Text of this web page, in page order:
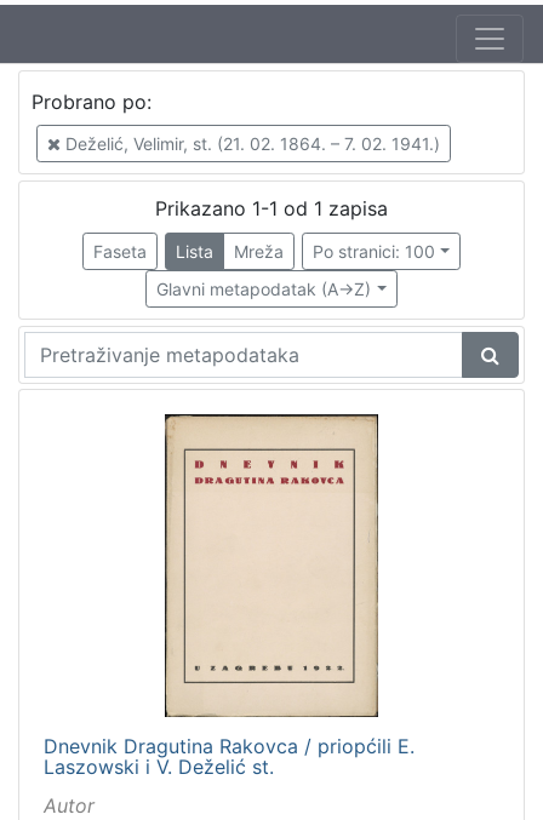
Probrano po:
Deželić, Velimir, st. (21. 02. 1864. – 7. 02. 1941.)
Prikazano 1-1 od 1 zapisa
Faseta Lista Mreža
Po stranici: 100
Glavni metapodatak (A->Z)
Dnevnik Dragutina Rakovca / priopćili E.
Laszowski i V. Deželić st.
Autor